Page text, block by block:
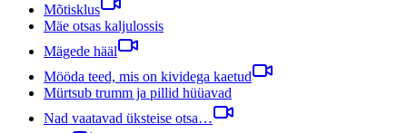
Mõtisklus
Mäe otsas kaljulossis
Mägede hääl
Mööda teed, mis on kividega kaetud
Mürtsub trumm ja pillid hüüavad
Nad vaatavad üksteise otsa…